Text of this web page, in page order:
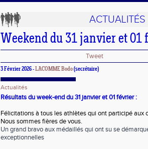
ACTUALITÉS
Weekend du 31 janvier et 01
Tweet
3 Février 2026 -LACOMME Bodo(secrétaire)
Actualités
Résultats du week-end du 31 janvier et 01 février :
Félicitations à tous les athlètes qui ont participé aux
Nous sommes fières de vous.
Un grand bravo aux médaillés qui ont su se
exceptionnelles